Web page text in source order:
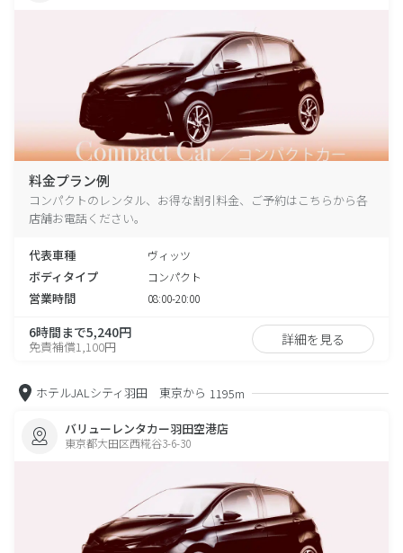
料金プラン例
コンパクトのレンタル、お得な割引料金、ご予約はこちらから各
店舗お電話ください。
代表車種 ヴィッツ
ボディタイプ コンパクト
営業時間 08:00-20:00
6時間まで5,240円
免責補償1,100円 詳細を見る
ホテルJALシティ羽田 東京から 1195m
バリューレンタカー羽田空港店
東京都大田区西糀谷3-6-30